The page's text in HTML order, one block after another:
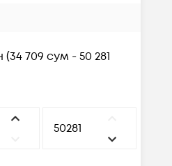
(34 709 сум - 50 281